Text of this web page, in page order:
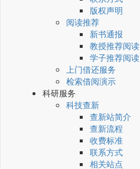
版权声明
阅读推荐
新书通报
教授推荐阅读
学子推荐阅读
上门借还服务
检索借阅演示
科研服务
科技查新
查新站简介
查新流程
收费标准
联系方式
相关站点